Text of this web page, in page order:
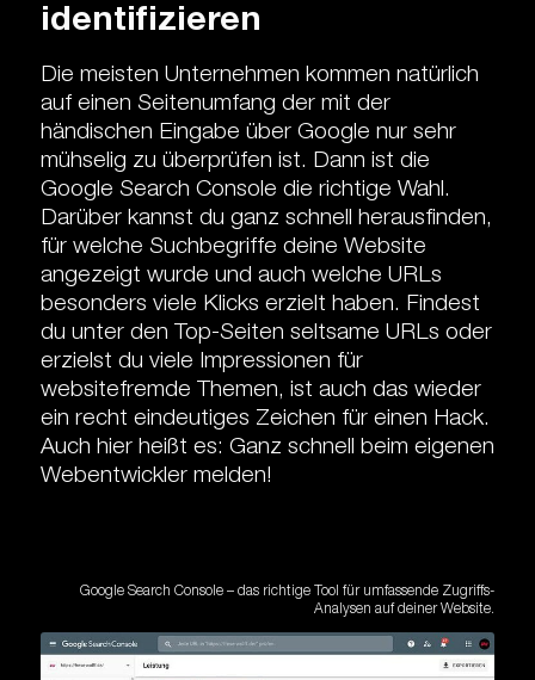
identifizieren
Die meisten Unternehmen kommen natürlich
auf einen Seitenumfang der mit der
händischen Eingabe über Google nur sehr
mühselig zu überprüfen ist. Dann ist die
Google Search Console die richtige Wahl.
Darüber kannst du ganz schnell herausfinden,
für welche Suchbegriffe deine Website
angezeigt wurde und auch welche URLs
besonders viele Klicks erzielt haben. Findest
du unter den Top-Seiten seltsame URLs oder
erzielst du viele Impressionen für
websitefremde Themen, ist auch das wieder
ein recht eindeutiges Zeichen für einen Hack.
Auch hier heißt es: Ganz schnell beim eigenen
Webentwickler melden!
Google Search Console – das richtige Tool für umfassende Zugriffs-
Analysen auf deiner Website.